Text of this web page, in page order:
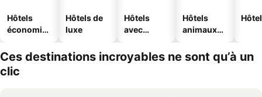
Hôtels
économiq
Hôtels de
luxe
Hôtels
avec
Hôtels
animaux
Ces destinations incroyables ne sont qu’à un
clic